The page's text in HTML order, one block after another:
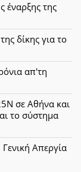
έναρξης της
δίκης για το
απ'τη
σε Αθήνα και
το σύστημα
Απεργία